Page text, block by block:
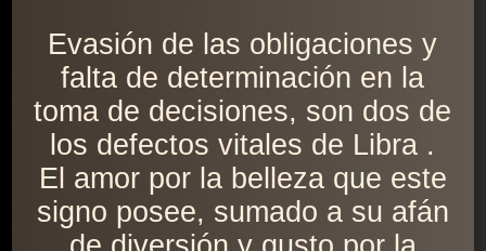
Evasión de las obligaciones y
falta de determinación en la
toma de decisiones, son dos de
los defectos vitales de Libra .
El amor por la belleza que este
signo posee, sumado a su afán